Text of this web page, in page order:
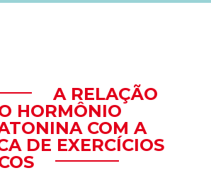
A RELAÇÃO
HORMÔNIO
COM A
DE EXERCÍCIOS